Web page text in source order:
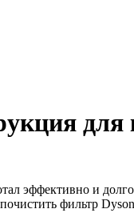
для
эффективно и
фильтр